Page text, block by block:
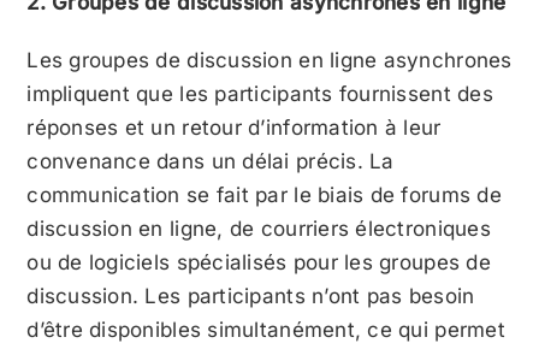
Les groupes de discussion en ligne asynchrones
impliquent que les participants fournissent des
réponses et un retour d’information à leur
convenance dans un délai précis. La
communication se fait par le biais de forums de
discussion en ligne, de courriers électroniques
ou de logiciels spécialisés pour les groupes de
discussion. Les participants n’ont pas besoin
d’être disponibles simultanément, ce qui permet